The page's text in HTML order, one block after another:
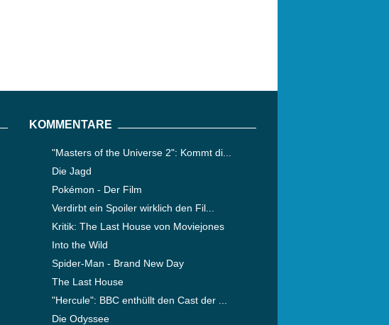
KOMMENTARE
"Masters of the Universe 2": Kommt di...
Die Jagd
Pokémon - Der Film
Verdirbt ein Spoiler wirklich den Fil...
Kritik: The Last House von Moviejones
Into the Wild
Spider-Man - Brand New Day
The Last House
"Hercule": BBC enthüllt den Cast der ...
Die Odyssee